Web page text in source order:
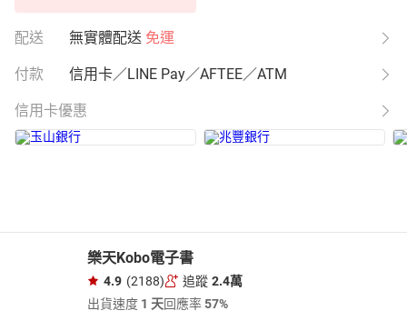
配送 無實體配送 免運
付款 信用卡／LINE Pay／AFTEE／ATM
信用卡優惠
樂天Kobo電子書
4.9 (2188) 追蹤 2.4萬
出貨速度 1 天回應率57%